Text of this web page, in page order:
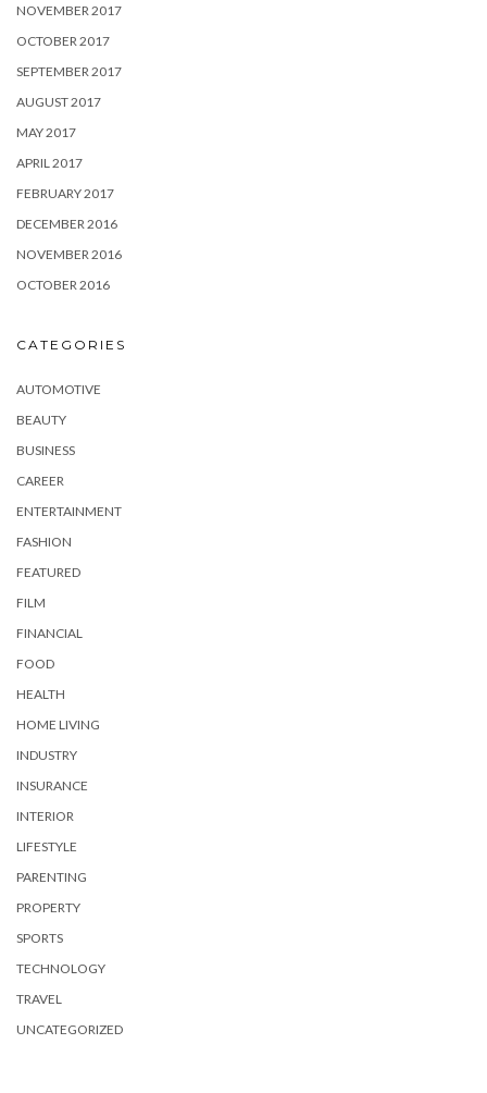
NOVEMBER 2017
OCTOBER 2017
SEPTEMBER 2017
AUGUST 2017
MAY 2017
APRIL 2017
FEBRUARY 2017
DECEMBER 2016
NOVEMBER 2016
OCTOBER 2016
CATEGORIES
AUTOMOTIVE
BEAUTY
BUSINESS
CAREER
ENTERTAINMENT
FASHION
FEATURED
FILM
FINANCIAL
FOOD
HEALTH
HOME LIVING
INDUSTRY
INSURANCE
INTERIOR
LIFESTYLE
PARENTING
PROPERTY
SPORTS
TECHNOLOGY
TRAVEL
UNCATEGORIZED